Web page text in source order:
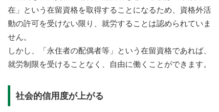
在」という在留資格を取得することになるため、資格外活
動の許可を受けない限り、就労することは認められていま
せん。
しかし、「永住者の配偶者等」という在留資格であれば、
就労制限を受けることなく、自由に働くことができます。
社会的信用度が上がる